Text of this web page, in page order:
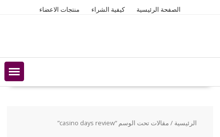
الصفحة الرئيسية كيفية الشراء منتجات الاعضاء
الرئيسية / مقالات تحت الوسم “casino days review”